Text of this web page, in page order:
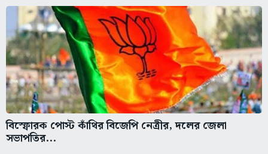
বিস্ফোরক পোস্ট কাঁথির বিজেপি নেত্রীর, দলের জেলা
সভাপতির...